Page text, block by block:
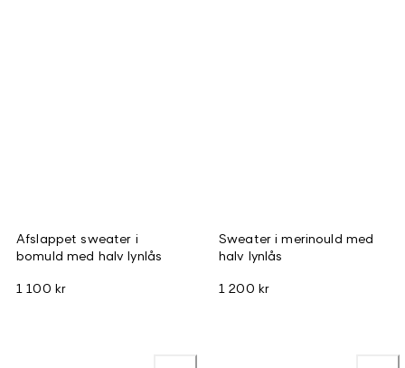
Afslappet sweater i
bomuld med halv lynlås
1 100 kr
Sweater i merinould med
halv lynlås
1 200 kr